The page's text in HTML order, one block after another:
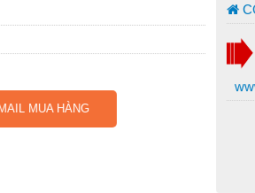
MUA HÀNG